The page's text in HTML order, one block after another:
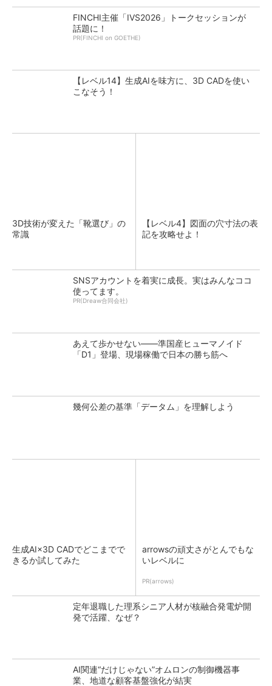
FINCHI主催「IVS2026」トークセッションが
話題に！
PR(FINCHI on GOETHE)
【レベル14】生成AIを味方に、3D CADを使い
こなそう！
3D技術が変えた「靴選び」の
常識
【レベル4】図面の穴寸法の表
記を攻略せよ！
SNSアカウントを着実に成長。実はみんなココ
使ってます。
PR(Dreaw合同会社)
あえて歩かせない――準国産ヒューマノイド
「D1」登場、現場稼働で日本の勝ち筋へ
幾何公差の基準「データム」を理解しよう
生成AI×3D CADでどこまでで
きるか試してみた
arrowsの頑丈さがとんでもな
いレベルに
PR(arrows)
定年退職した理系シニア人材が核融合発電炉開
発で活躍、なぜ？
AI関連“だけじゃない”オムロンの制御機器事
業、地道な顧客基盤強化が結実